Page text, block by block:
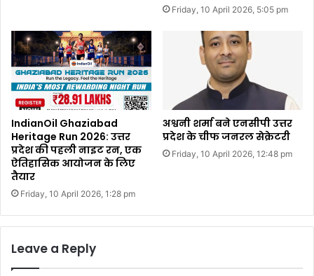
Friday, 10 April 2026, 5:05 pm
IndianOil Ghaziabad
Heritage Run 2026: उत्तर
प्रदेश की पहली नाइट रन, एक
ऐतिहासिक आयोजन के लिए
तैयार
Friday, 10 April 2026, 1:28 pm
अश्वनी शर्मा बने एनसीपी उत्तर
प्रदेश के चीफ जनरल सेक्रेटरी
Friday, 10 April 2026, 12:48 pm
Leave a Reply